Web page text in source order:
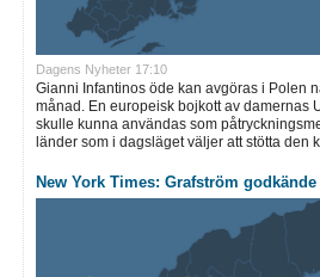
Dagens Nyheter 17:10
Gianni Infantinos öde kan avgöras i Polen
månad. En europeisk bojkott av damernas
skulle kunna användas som
länder som i dagsläget väljer att stötta den
New York Times: Grafström